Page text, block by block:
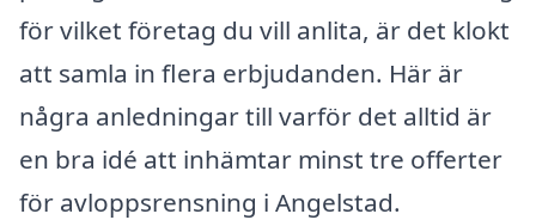
för vilket företag du vill anlita, är det klokt
att samla in flera erbjudanden. Här är
några anledningar till varför det alltid är
en bra idé att inhämtar minst tre offerter
för avloppsrensning i Angelstad.